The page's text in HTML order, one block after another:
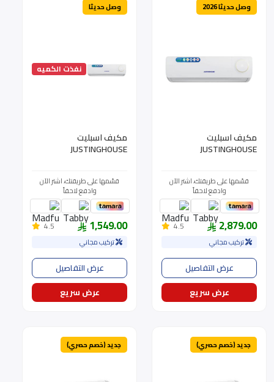
وصل حديثا 2026
مكيف اسبليت
JUSTINGHOUSE
قسّمها على طريقتك، اشتر الآن
وادفع لاحقاً
2,879.00
4.5
تركيب مجاني
عرض التفاصيل
عرض سريع
وصل حديثا
نفذت الكميه
مكيف اسبليت
JUSTINGHOUSE
18CC-S
قسّمها على طريقتك، اشتر الآن
وادفع لاحقاً
1,549.00
4.5
تركيب مجاني
عرض التفاصيل
عرض سريع
جديد (خصم حصري) جديد (خصم حصري)